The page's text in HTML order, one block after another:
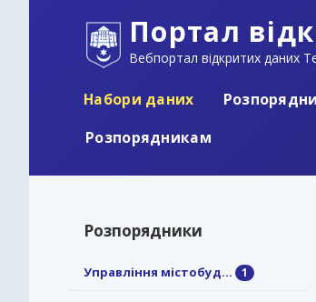
Портал
Вебпортал відкритих даних
Набори даних
Розпорядникам
Розпорядники
Управління містобуд... 1